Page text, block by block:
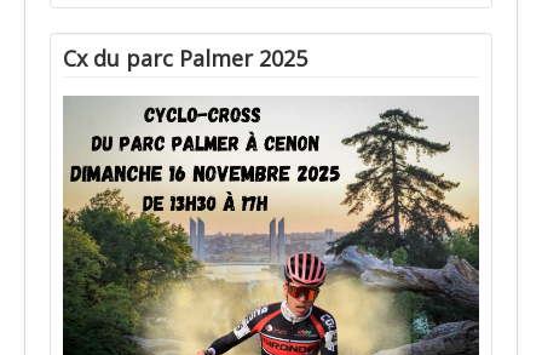
Cx du parc Palmer 2025